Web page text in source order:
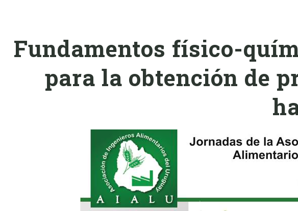
Fundamentos físico-
para la obtención de